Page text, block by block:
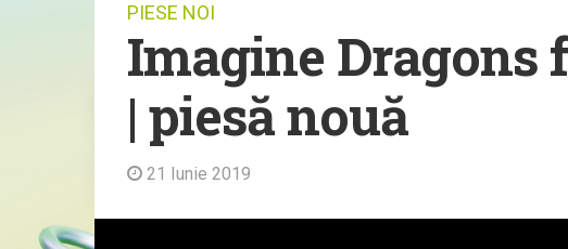
PIESE NOI
Imagine Dragons
| piesă nouă
21 Iunie 2019